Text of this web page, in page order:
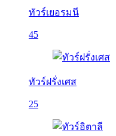
ทัวร์เยอรมนี
45
ทัวร์ฝรั่งเศส
25